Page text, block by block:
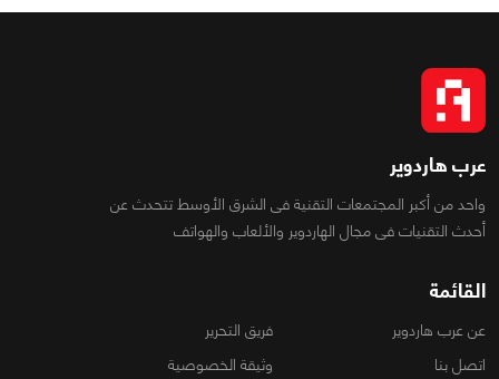
عرب هاردوير
واحد من أكبر المجتمعات التقنية فى الشرق الأوسط تتحدث عن
أحدث التقنيات فى مجال الهاردوير والألعاب والهواتف
القائمة
عن عرب هاردوير
فريق التحرير
اتصل بنا
وثيقة الخصوصية